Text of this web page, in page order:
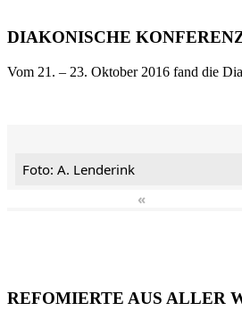
DIAKONISCHE
Vom 21. – 23. Oktober 2016 fand die
Foto: A. Lenderink
«
REFOMIERTE AUS ALLER